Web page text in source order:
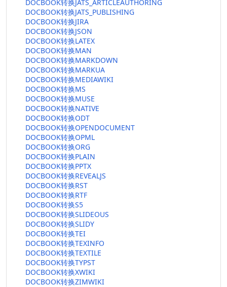
DOCBOOK转换JATS_ARTICLEAUTHORING
DOCBOOK转换JATS_PUBLISHING
DOCBOOK转换JIRA
DOCBOOK转换JSON
DOCBOOK转换LATEX
DOCBOOK转换MAN
DOCBOOK转换MARKDOWN
DOCBOOK转换MARKUA
DOCBOOK转换MEDIAWIKI
DOCBOOK转换MS
DOCBOOK转换MUSE
DOCBOOK转换NATIVE
DOCBOOK转换ODT
DOCBOOK转换OPENDOCUMENT
DOCBOOK转换OPML
DOCBOOK转换ORG
DOCBOOK转换PLAIN
DOCBOOK转换PPTX
DOCBOOK转换REVEALJS
DOCBOOK转换RST
DOCBOOK转换RTF
DOCBOOK转换S5
DOCBOOK转换SLIDEOUS
DOCBOOK转换SLIDY
DOCBOOK转换TEI
DOCBOOK转换TEXINFO
DOCBOOK转换TEXTILE
DOCBOOK转换TYPST
DOCBOOK转换XWIKI
DOCBOOK转换ZIMWIKI